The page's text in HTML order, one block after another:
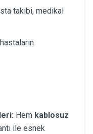
takibi, medikal
Hem kablosuz
ile esnek